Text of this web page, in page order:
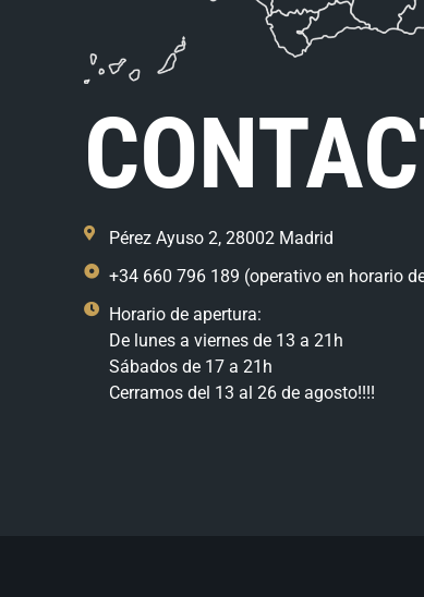
Pérez Ayuso 2, 28002 Madrid
+34 660 796 189 (operativo en horario
Horario de apertura:
De lunes a viernes de 13 a 21h
Sábados de 17 a 21h
Cerramos del 13 al 26 de agosto!!!!